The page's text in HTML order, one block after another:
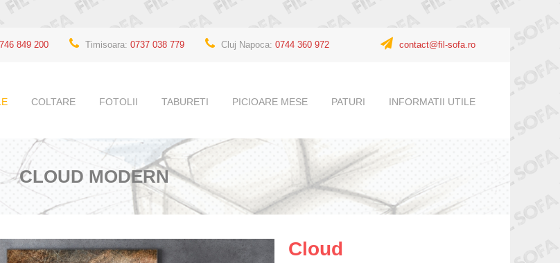
849 200 Timisoara: 0737 038 779 Cluj Napoca: 0744 360 972 contact@fil-sofa.ro
LOCURI
COLTARE
COLTAR
FOTOLII
EXTENSIBILE
TABURETI
CLASIC
PICIOARE MESE
BIROURI
PATURI INFORMATII UTILE
INSTRUCTIUNI DE INTRETINERE
RASPUNDERE SI GARANTIE
CLOUD MODERN
Cloud